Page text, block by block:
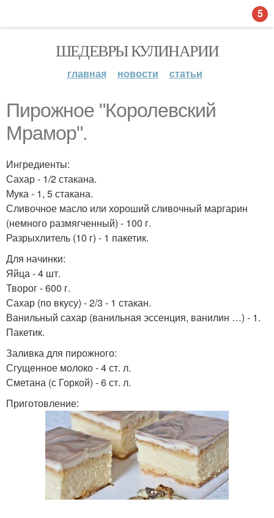
ШЕДЕВРЫ КУЛИНАРИИ
главная новости статьи
Пирожное "Королевский
Мрамор".
Ингредиенты:
Сахар - 1/2 стакана.
Мука - 1, 5 стакана.
Сливочное масло или хороший сливочный маргарин
(немного размягченный) - 100 г.
Разрыхлитель (10 г) - 1 пакетик.
Для начинки:
Яйца - 4 шт.
Творог - 600 г.
Сахар (по вкусу) - 2/3 - 1 стакан.
Ванильный сахар (ванильная эссенция, ванилин …) - 1.
Пакетик.
Заливка для пирожного:
Сгущенное молоко - 4 ст. л.
Сметана (с Горкой) - 6 ст. л.
Приготовление:
5